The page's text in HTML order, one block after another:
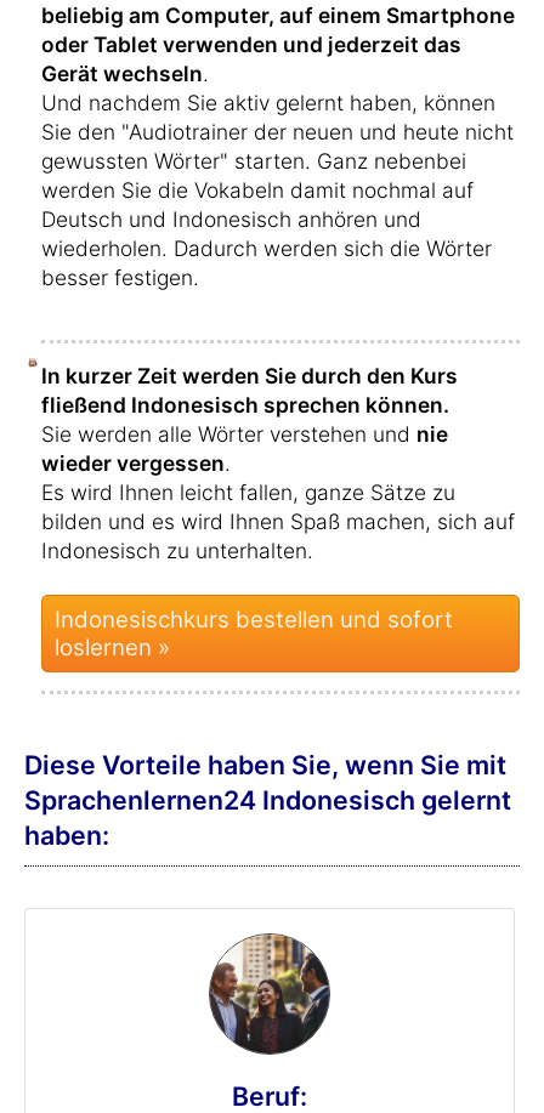
beliebig am Computer, auf einem Smartphone
oder Tablet verwenden und jederzeit das
Gerät wechseln.
Und nachdem Sie aktiv gelernt haben, können
Sie den "Audiotrainer der neuen und heute nicht
gewussten Wörter" starten. Ganz nebenbei
werden Sie die Vokabeln damit nochmal auf
Deutsch und Indonesisch anhören und
wiederholen. Dadurch werden sich die Wörter
besser festigen.
In kurzer Zeit werden Sie durch den Kurs
fließend Indonesisch sprechen können.
Sie werden alle Wörter verstehen und nie
wieder vergessen.
Es wird Ihnen leicht fallen, ganze Sätze zu
bilden und es wird Ihnen Spaß machen, sich auf
Indonesisch zu unterhalten.
Indonesischkurs bestellen und sofort
loslernen »
Diese Vorteile haben Sie, wenn Sie mit
Sprachenlernen24 Indonesisch gelernt
haben:
Beruf: